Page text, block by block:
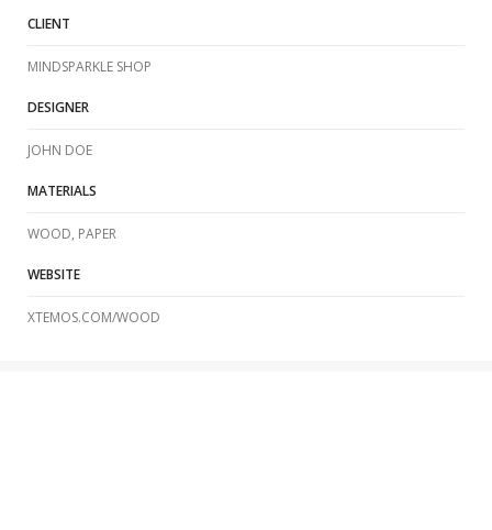
CLIENT
MINDSPARKLE SHOP
DESIGNER
JOHN DOE
MATERIALS
WOOD, PAPER
WEBSITE
XTEMOS.COM/WOOD